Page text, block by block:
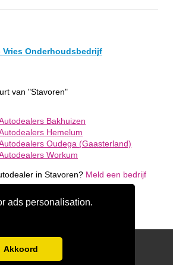
ads personalisation.
Akkoord
Vries Onderhoudsbedrijf
van "Stavoren"
Bakhuizen
Hemelum
Oudega (Gaasterland)
Workum
in Stavoren? Meld een bedrijf